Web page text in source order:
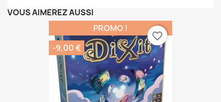
VOUS AIMEREZ AUSSI
PROMO !
-9,00 €
favorite_border